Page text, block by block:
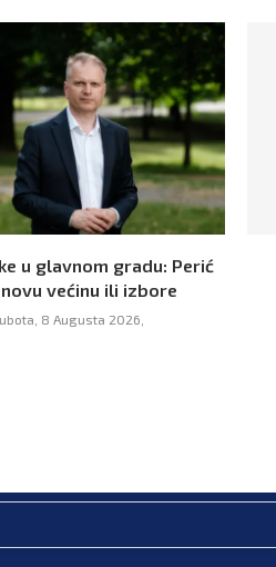
u glavnom gradu: Perić
većinu ili izbore
8 Augusta 2026,